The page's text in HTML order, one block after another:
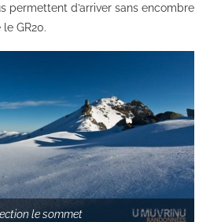
permettent d’arriver sans encombre
le GR20.
le sommet